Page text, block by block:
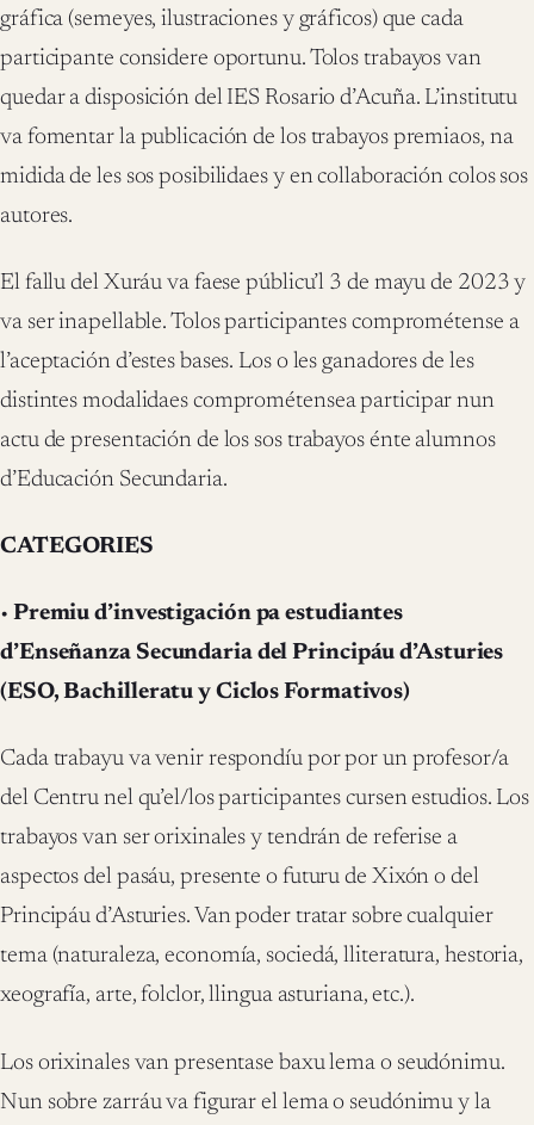
gráfica (semeyes, ilustraciones y gráficos) que cada
participante considere oportunu. Tolos trabayos van
quedar a disposición del IES Rosario d’Acuña. L’institutu
va fomentar la publicación de los trabayos premiaos, na
midida de les sos posibilidaes y en collaboración colos sos
autores.
El fallu del Xuráu va faese públicu’l 3 de mayu de 2023 y
va ser inapellable. Tolos participantes comprométense a
l’aceptación d’estes bases. Los o les ganadores de les
distintes modalidaes comprométensea participar nun
actu de presentación de los sos trabayos énte alumnos
d’Educación Secundaria.
CATEGORIES
• Premiu d’investigación pa estudiantes
d’Enseñanza Secundaria del Principáu d’Asturies
(ESO, Bachilleratu y Ciclos Formativos)
Cada trabayu va venir respondíu por por un profesor/a
del Centru nel qu’el/los participantes cursen estudios. Los
trabayos van ser orixinales y tendrán de referise a
aspectos del pasáu, presente o futuru de Xixón o del
Principáu d’Asturies. Van poder tratar sobre cualquier
tema (naturaleza, economía, sociedá, lliteratura, hestoria,
xeografía, arte, folclor, llingua asturiana, etc.).
Los orixinales van presentase baxu lema o seudónimu.
Nun sobre zarráu va figurar el lema o seudónimu y la